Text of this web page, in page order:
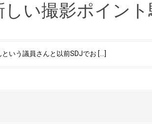
い撮影ポイン
いう議員さんと以前SDJでお […]